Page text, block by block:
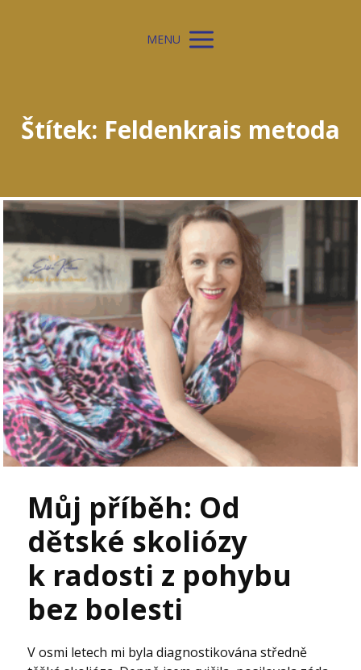
MENU
Štítek: Feldenkrais metoda
Můj příběh: Od
dětské skoliózy
k radosti z pohybu
bez bolesti
V osmi letech mi byla diagnostikována středně